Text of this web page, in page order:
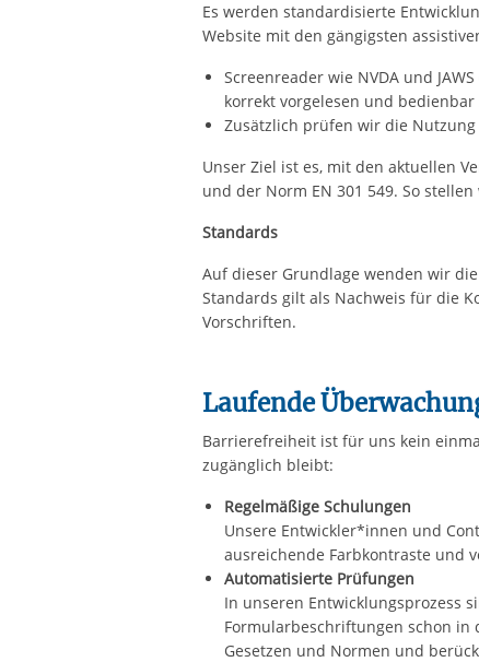
Es werden standardisierte
Website mit den gängigsten
Screenreader wie NVDA und
korrekt vorgelesen und bedienbar
Zusätzlich prüfen wir die
Unser Ziel ist es, mit den aktuellen
und der Norm EN 301 549. So
Standards
Auf dieser Grundlage wenden wir
Standards gilt als Nachweis für die
Vorschriften.
Laufende
Barrierefreiheit ist für uns kein
zugänglich bleibt:
Regelmäßige Schulungen
Unsere Entwickler*innen und
ausreichende Farbkontraste und
Automatisierte Prüfungen
In unseren Entwicklungsprozess
Formularbeschriftungen schon in
Gesetzen und Normen und